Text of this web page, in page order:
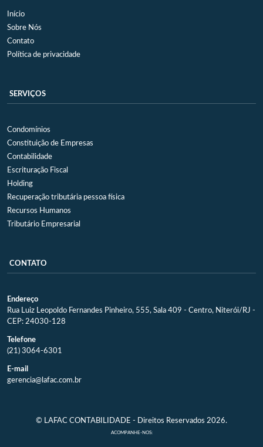
Início
Sobre Nós
Contato
Política de privacidade
SERVIÇOS
Condomínios
Constituição de Empresas
Contabilidade
Escrituração Fiscal
Holding
Recuperação tributária pessoa física
Recursos Humanos
Tributário Empresarial
CONTATO
Endereço
Rua Luiz Leopoldo Fernandes Pinheiro, 555, Sala 409 - Centro, Niterói/RJ -
CEP: 24030-128
Telefone
(21) 3064-6301
E-mail
gerencia@lafac.com.br
© LAFAC CONTABILIDADE - Direitos Reservados 2026.
ACOMPANHE-NOS: